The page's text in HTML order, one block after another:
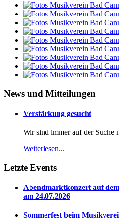
News und Mitteilungen
Verstärkung gesucht
Wir sind immer auf der Suche
Weiterlesen...
Letzte Events
Abendmarktkonzert auf
am 24.07.2026
Sommerfest beim